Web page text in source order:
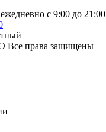
с 9:00 до 21:00
Все права защищены